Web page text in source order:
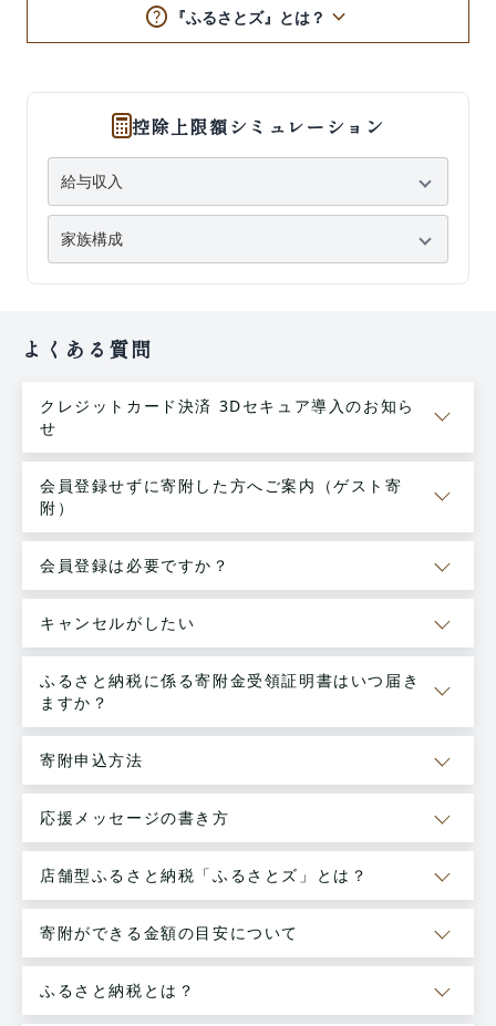
help 『ふるさとズ』とは？ keyboard_arrow_down
控除上限額シミュレーション
よくある質問
クレジットカード決済 3Dセキュア導入のお知ら
せ
会員登録せずに寄附した方へご案内（ゲスト寄
附）
会員登録は必要ですか？
キャンセルがしたい
ふるさと納税に係る寄附金受領証明書はいつ届き
ますか？
寄附申込方法
応援メッセージの書き方
店舗型ふるさと納税「ふるさとズ」とは？
寄附ができる金額の目安について
ふるさと納税とは？